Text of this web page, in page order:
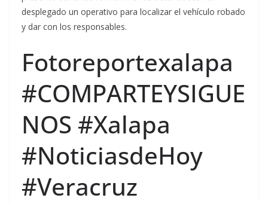
desplegado un operativo para localizar el vehículo robado
y dar con los responsables.
Fotoreportexalapa
#COMPARTEYSIGUE
NOS #Xalapa
#NoticiasdeHoy
#Veracruz